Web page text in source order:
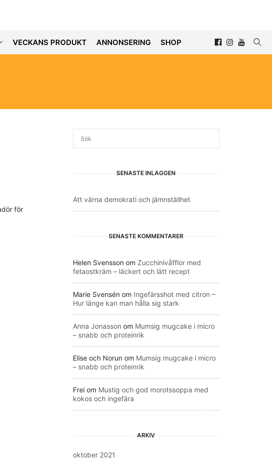
VECKANS PRODUKT ANNONSERING SHOP
för
SENASTE INLÄGGEN
Att värna demokrati och jämnställhet
SENASTE KOMMENTARER
Helen Svensson om Zucchinivåfflor med
fetaostkräm – läckert och lätt recept
Marie Svensén om Ingefärsshot med citron –
Hur länge kan man hålla sig stark
Anna Jonasson om Mumsig mugcake i micro
– snabb och proteinrik
Elise och Norun om Mumsig mugcake i micro
– snabb och proteinrik
Frei om Mustig och god morotssoppa med
kokos och ingefära
ARKIV
oktober 2021